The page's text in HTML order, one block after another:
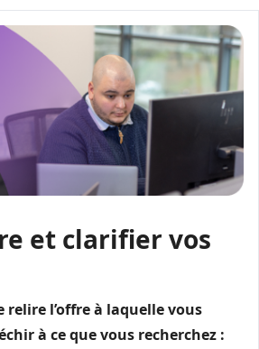
et clarifier vos
relire l’offre à laquelle vous
à ce que vous recherchez :